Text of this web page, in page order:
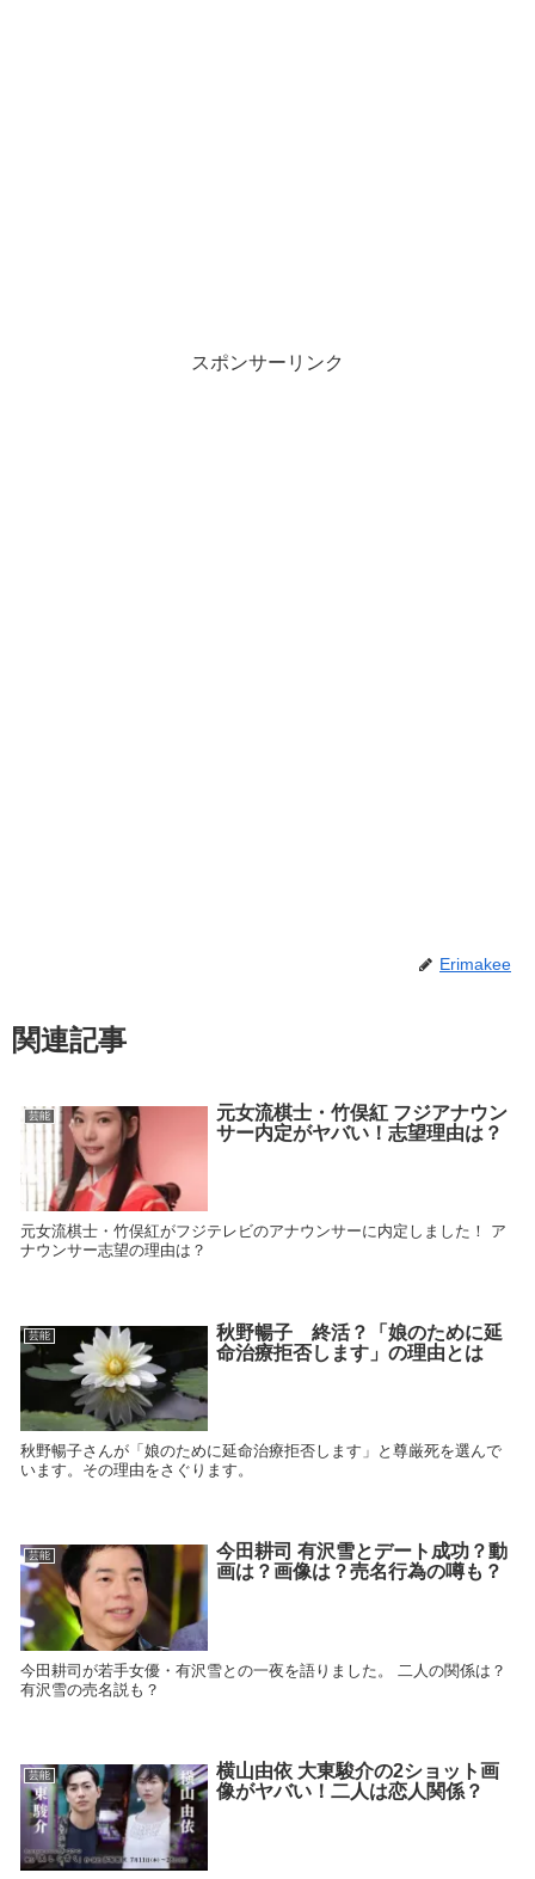
スポンサーリンク
Erimakee
関連記事
芸能
元女流棋士・竹俣紅 フジアナウン
サー内定がヤバい！志望理由は？
元女流棋士・竹俣紅がフジテレビのアナウンサーに内定しました！ ア
ナウンサー志望の理由は？
芸能
秋野暢子 終活？「娘のために延
命治療拒否します」の理由とは
秋野暢子さんが「娘のために延命治療拒否します」と尊厳死を選んで
います。その理由をさぐります。
芸能
今田耕司 有沢雪とデート成功？動
画は？画像は？売名行為の噂も？
今田耕司が若手女優・有沢雪との一夜を語りました。 二人の関係は？
有沢雪の売名説も？
芸能
横山由依 大東駿介の2ショット画
像がヤバい！二人は恋人関係？